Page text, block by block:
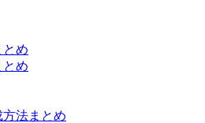
め
め
法まとめ